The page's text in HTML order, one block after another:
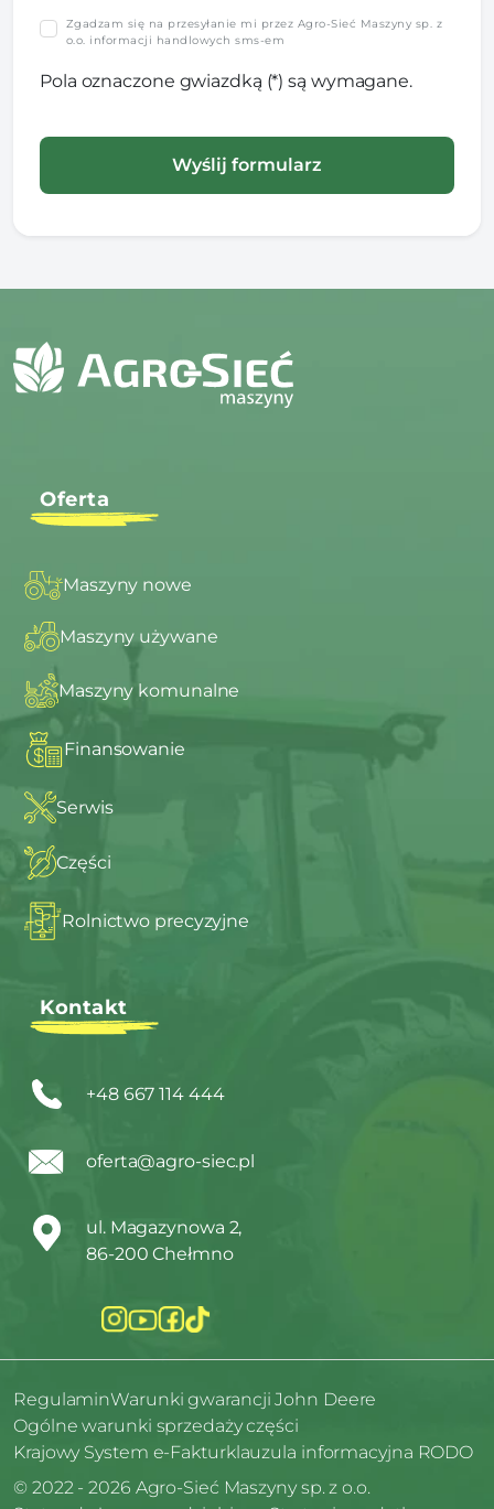
Zgadzam się na przesyłanie mi przez Agro-Sieć Maszyny sp. z
o.o. informacji handlowych sms-em
Pola oznaczone gwiazdką (*) są wymagane.
Oferta
Maszyny nowe
Maszyny używane
Maszyny komunalne
Finansowanie
Serwis
Części
Rolnictwo precyzyjne
Kontakt
+48 667 114 444
oferta@agro-siec.pl
ul. Magazynowa 2,
86-200 Chełmno
RegulaminWarunki gwarancji John Deere
Ogólne warunki sprzedaży części
Krajowy System e-Fakturklauzula informacyjna RODO
© 2022 - 2026 Agro-Sieć Maszyny sp. z o.o.